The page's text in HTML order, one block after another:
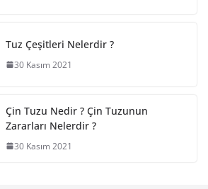
Tuz Çeşitleri Nelerdir ?
30 Kasım 2021
Çin Tuzu Nedir ? Çin Tuzunun
Zararları Nelerdir ?
30 Kasım 2021